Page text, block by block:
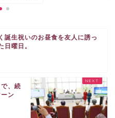
誕生祝いのお昼食を友人に誘っ
日曜日。
、続
ン